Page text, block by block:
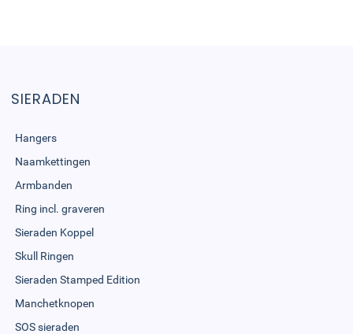
SIERADEN
Hangers
Naamkettingen
Armbanden
Ring incl. graveren
Sieraden Koppel
Skull Ringen
Sieraden Stamped Edition
Manchetknopen
SOS sieraden